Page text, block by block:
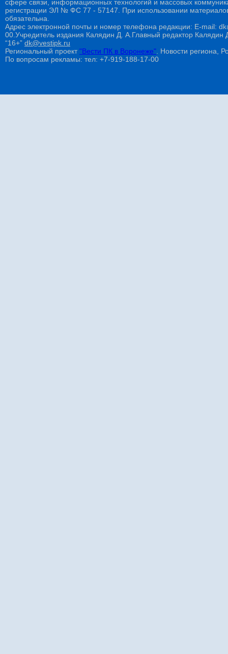
сфере связи, информационных технологий и массовых
регистрации ЭЛ № ФС 77 - 57147. При использовании
обязательна.
Адрес электронной почты и номер телефона редакции: E-mail:
00.Учредитель издания Калядин Д. А.Главный редактор
“16+” dk@vestipk.ru
Региональный проект"Вести ПК в Воронеже" . Новости региона,
По вопросам рекламы: тел: +7-919-188-17-00